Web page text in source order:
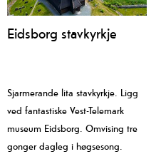
Eidsborg stavkyrkje
Sjarmerande lita stavkyrkje. Ligg
ved fantastiske Vest-Telemark
museum Eidsborg. Omvising tre
gonger dagleg i høgsesong.